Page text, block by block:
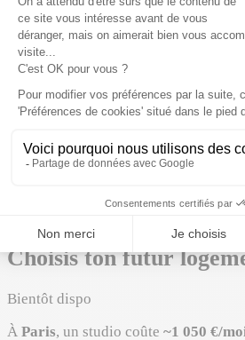
1 000 – 1 200 € /an
Quel budget pour cette
Frais, logement, vie courante : ton
minutes.
Choisis ton futur
Bientôt dispo
À Paris, un studio coûte ~1 050 €/